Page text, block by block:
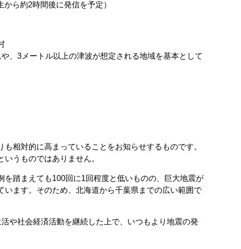
ら約2時間後に発信を予定）
、3メートル以上の津波が想定される地域を基本として
相対的に高まっていることをお知らせするものです。
うものではありません。
を踏まえても100回に1回程度と低いものの、巨大地震が
ます。そのため、北海道から千葉県までの広い範囲で
や社会経済活動を継続した上で、いつもより地震の発